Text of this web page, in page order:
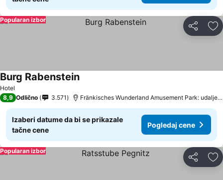
Deli
Popularan izbor
Hotel
Burg Rabenstein
8,9 Odlično 3.571 Fränkisches Wunderland Amusement Park: udaljenost 19.8 km
Izaberi datume da bi se prikazale
tačne cene
Pogledaj cene
Deli
Popularan izbor